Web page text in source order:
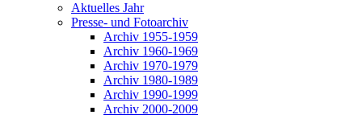
Aktuelles Jahr
Presse- und Fotoarchiv
Archiv 1955-1959
Archiv 1960-1969
Archiv 1970-1979
Archiv 1980-1989
Archiv 1990-1999
Archiv 2000-2009